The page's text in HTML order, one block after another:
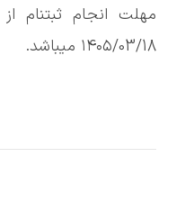
۱۴۰۵/03/18 میباشد.